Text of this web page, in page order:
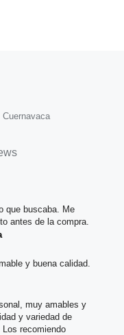
que buscaba. Me
antes de la compra.
y buena calidad.
muy amables y
y variedad de
recomiendo